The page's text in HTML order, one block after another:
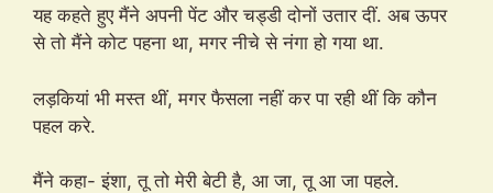
यह कहते हुए मैंने अपनी पेंट और चड्डी दोनों उतार दीं. अब ऊपर
से तो मैंने कोट पहना था, मगर नीचे से नंगा हो गया था.
लड़कियां भी मस्त थीं, मगर फैसला नहीं कर पा रही थीं कि कौन
पहल करे.
मैंने कहा- इंशा, तू तो मेरी बेटी है, आ जा, तू आ जा पहले.